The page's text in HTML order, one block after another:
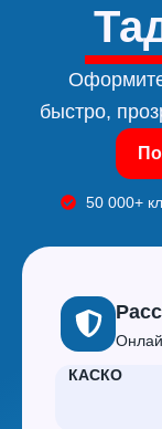
быстро,
50 000+
КАСКО